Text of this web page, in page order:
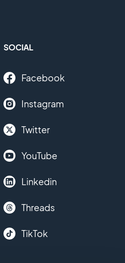
SOCIAL
Facebook
Instagram
Twitter
YouTube
Linkedin
Threads
TikTok